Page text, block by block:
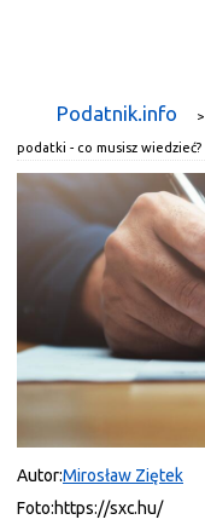
Podatnik.info >
podatki - co musisz wiedzieć?
Autor:Mirosław Ziętek
Foto:https://sxc.hu/